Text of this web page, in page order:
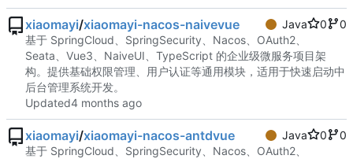
xiaomayi/xiaomayi-nacos-naivevue Java 0
0
基于 SpringCloud、SpringSecurity、Nacos、OAuth2、
Seata、Vue3、NaiveUI、TypeScript 的企业级微服务项目架
构。提供基础权限管理、用户认证等通用模块，适用于快速启动中
后台管理系统开发。
Updated
xiaomayi/xiaomayi-nacos-antdvue Java 0
0
基于 SpringCloud、SpringSecurity、Nacos、OAuth2、